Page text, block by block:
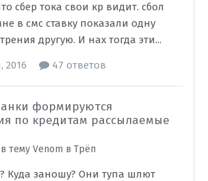
сбер тока свои кр видит. сбол
в смс ставку показали одну
другую. И нах тогда эти...
2016 47 ответов
формируются
по кредитам рассылаемые
тему Venom в Трёп
Куда заношу? Они тупа шлют